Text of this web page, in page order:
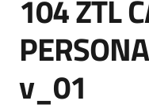
104 ZTL
v_01